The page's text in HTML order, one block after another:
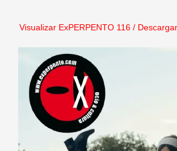
Visualizar ExPERPENTO 116/